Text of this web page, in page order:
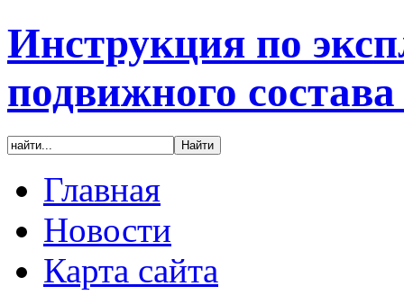
Инструкция по
подвижного
Главная
Новости
Карта сайта